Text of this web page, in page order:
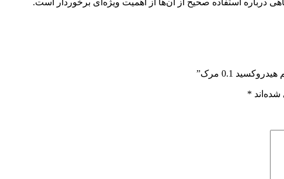
درباره استفاده صحیح از آن‌ها از اهمیت ویژه‌ای برخوردار است.
0.1 مرک”
*